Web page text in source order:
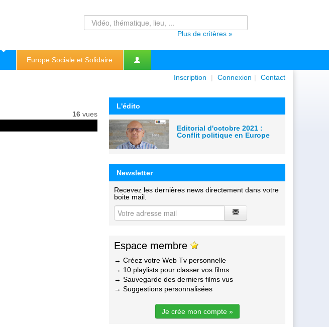
Plus de critères »
Europe Sociale et Solidaire
Inscription | Connexion | Contact
16vues
L'édito
Editorial d'octobre 2021 :
Conflit politique en Europe
Newsletter
Recevez les dernières news directement dans votre
boite mail.
Espace membre
→ Créez votre Web Tv personnelle
→ 10 playlists pour classer vos films
→ Sauvegarde des derniers films vus
→ Suggestions personnalisées
Je crée mon compte »